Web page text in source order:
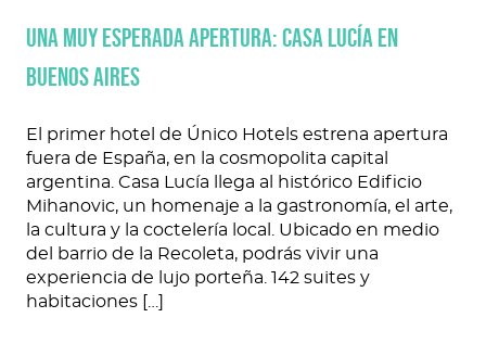
UNA MUY ESPERADA APERTURA: CASA LUCÍA EN
BUENOS AIRES
El primer hotel de Único Hotels estrena apertura
fuera de España, en la cosmopolita capital
argentina. Casa Lucía llega al histórico Edificio
Mihanovic, un homenaje a la gastronomía, el arte,
la cultura y la coctelería local. Ubicado en medio
del barrio de la Recoleta, podrás vivir una
experiencia de lujo porteña. 142 suites y
habitaciones […]